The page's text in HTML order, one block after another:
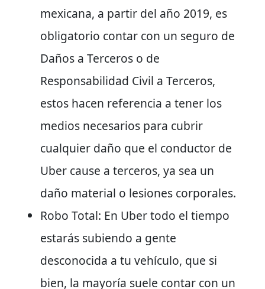
mexicana, a partir del año 2019, es
obligatorio contar con un seguro de
Daños a Terceros o de
Responsabilidad Civil a Terceros,
estos hacen referencia a tener los
medios necesarios para cubrir
cualquier daño que el conductor de
Uber cause a terceros, ya sea un
daño material o lesiones corporales.
Robo Total: En Uber todo el tiempo
estarás subiendo a gente
desconocida a tu vehículo, que si
bien, la mayoría suele contar con un